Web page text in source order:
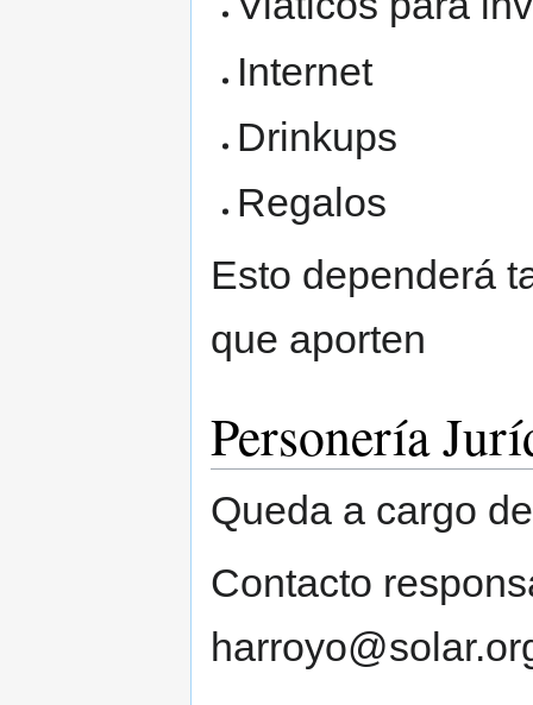
Internet
Drinkups
Regalos
Esto dependerá
que aporten
Personería
Queda a cargo
Contacto